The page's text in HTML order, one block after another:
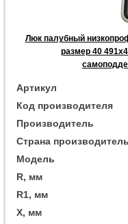
Люк палубный
размер 40
Артикул
Код производителя
Производитель
Страна производитель
Модель
R, мм
R1, мм
X, мм